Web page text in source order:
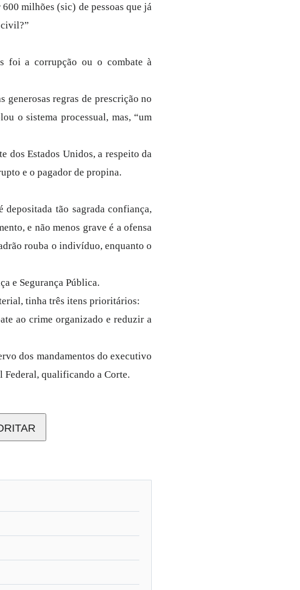
milhões (sic) de pessoas que já
civil?”
foi a corrupção ou o combate à
regras de prescrição no
o sistema processual, mas, “um
dos Estados Unidos, a respeito da
e o pagador de propina.
tão sagrada confiança,
e não menos grave é a ofensa
rouba o indivíduo, enquanto o
e Segurança Pública.
tinha três itens prioritários:
ao crime organizado e reduzir a
dos mandamentos do executivo
Federal, qualificando a Corte.